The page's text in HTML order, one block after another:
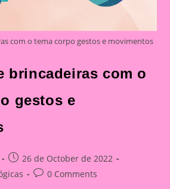
com o tema corpo gestos e movimentos
brincadeiras com o
gestos e
Post
published:
26 de October de 2022
Post0 Comments